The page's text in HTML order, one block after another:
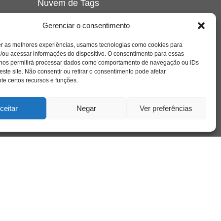
Gerenciar o consentimento
as melhores experiências, usamos tecnologias como cookies para
ou acessar informações do dispositivo. O consentimento para essas
permitirá processar dados como comportamento de navegação ou IDs
site. Não consentir ou retirar o consentimento pode afetar
certos recursos e funções.
Negar Ver preferências
Nuvem de Tags
crianca cuidado cultura depressao
educação família filme
freud infância insight jung liberdade livro
loucura luto maternidade
psicologia relato